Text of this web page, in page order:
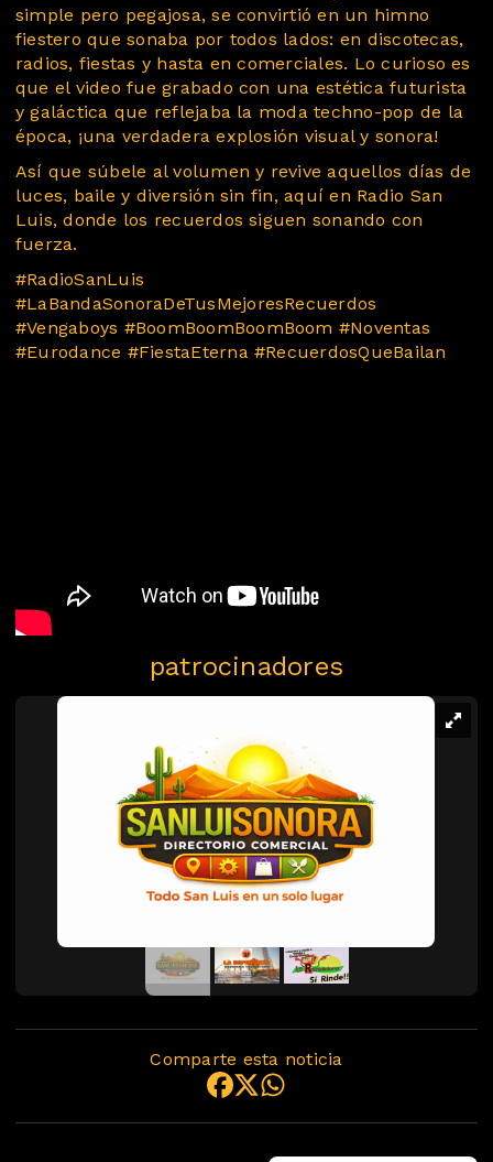
simple pero pegajosa, se convirtió en un himno
fiestero que sonaba por todos lados: en discotecas,
radios, fiestas y hasta en comerciales. Lo curioso es
que el video fue grabado con una estética futurista
y galáctica que reflejaba la moda techno-pop de la
época, ¡una verdadera explosión visual y sonora!
Así que súbele al volumen y revive aquellos días de
luces, baile y diversión sin fin, aquí en Radio San
Luis, donde los recuerdos siguen sonando con
fuerza.
#RadioSanLuis
#LaBandaSonoraDeTusMejoresRecuerdos
#Vengaboys #BoomBoomBoomBoom #Noventas
#Eurodance #FiestaEterna #RecuerdosQueBailan
patrocinadores
Comparte esta noticia